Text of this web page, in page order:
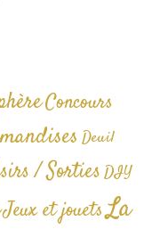
Concours
Deuil
/ SortiesDIY
Jeux et jouetsLa